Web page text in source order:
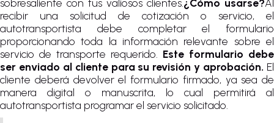
sobresaliente con tus valiosos clientes.¿Cómo usarse?Al
recibir una solicitud de cotización o servicio, el
autotransportista debe completar el formulario
proporcionando toda la información relevante sobre el
servicio de transporte requerido. Este formulario debe
ser enviado al cliente para su revisión y aprobación. El
cliente deberá devolver el formulario firmado, ya sea de
manera digital o manuscrita, lo cual permitirá al
autotransportista programar el servicio solicitado.